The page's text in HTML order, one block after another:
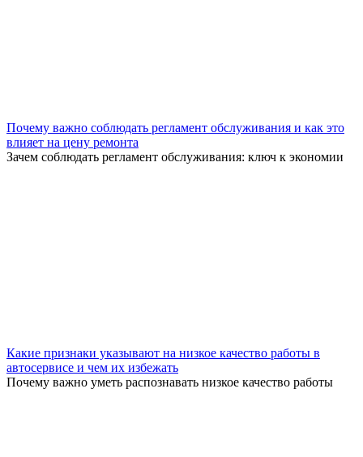
Почему важно соблюдать регламент обслуживания и как это
влияет на цену ремонта
Зачем соблюдать регламент обслуживания: ключ к экономии
Какие признаки указывают на низкое качество работы в
автосервисе и чем их избежать
Почему важно уметь распознавать низкое качество работы